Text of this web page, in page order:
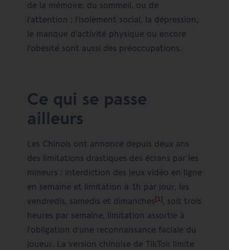
de la mémoire, du sommeil, ou de
l’attention ; l’isolement social, la dépression,
le manque d’activité physique ou encore
l’obésité sont aussi des préoccupations.
Ce qui se passe
ailleurs
Les Chinois ont annoncé depuis deux ans
des limitations drastiques des écrans par les
mineurs : interdiction des jeux vidéo en ligne
en semaine et limitation à 1h par jour, les
vendredis, samedis et dimanches [1], soit trois
heures par semaine, limitation assortie à
l’obligation d’une reconnaissance faciale du
joueur. La version chinoise de TikTok limite